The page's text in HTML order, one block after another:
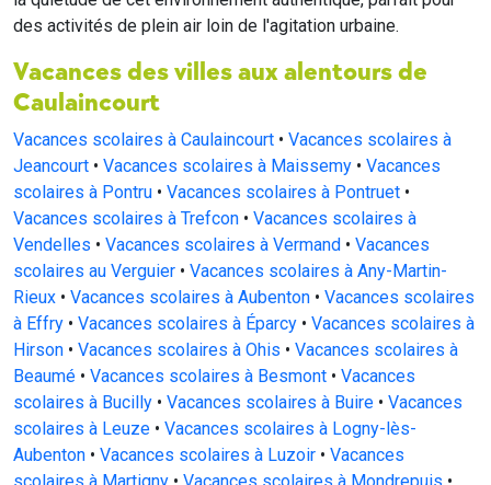
des activités de plein air loin de l'agitation urbaine.
Vacances des villes aux alentours de
Caulaincourt
Vacances scolaires à Caulaincourt • Vacances scolaires à
Jeancourt • Vacances scolaires à Maissemy • Vacances
scolaires à Pontru • Vacances scolaires à Pontruet •
Vacances scolaires à Trefcon • Vacances scolaires à
Vendelles • Vacances scolaires à Vermand • Vacances
scolaires au Verguier • Vacances scolaires à Any-Martin-
Rieux • Vacances scolaires à Aubenton • Vacances scolaires
à Effry • Vacances scolaires à Éparcy • Vacances scolaires à
Hirson • Vacances scolaires à Ohis • Vacances scolaires à
Beaumé • Vacances scolaires à Besmont • Vacances
scolaires à Bucilly • Vacances scolaires à Buire • Vacances
scolaires à Leuze • Vacances scolaires à Logny-lès-
Aubenton • Vacances scolaires à Luzoir • Vacances